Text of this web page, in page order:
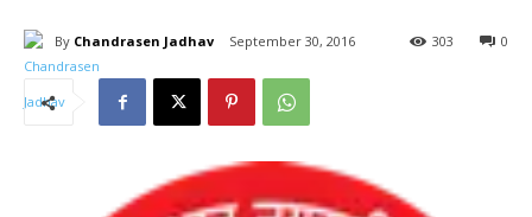
By Chandrasen Jadhav September 30, 2016 0
303